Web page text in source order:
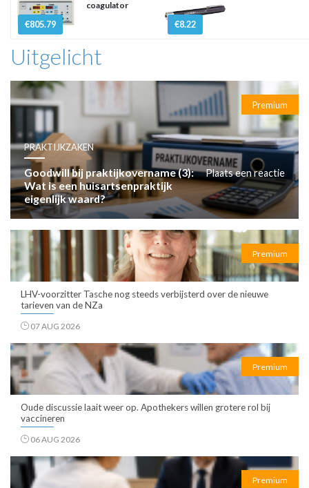
€805.79
coagulator
€8.22
Uitgelicht
Premium
PRAKTIJKZAKEN
Goodwill bij praktijkovername (3):
Wat is een huisartsenpraktijk
eigenlijk waard?
Plaats een reactie
Premium
LHV-voorzitter Tasche nog steeds verbijsterd over de nieuwe
tarieven van de NZa
07 AUG 2026
Premium
Oude discussie laait weer op. Apothekers willen grotere rol bij
vaccineren
06 AUG 2026
Premium